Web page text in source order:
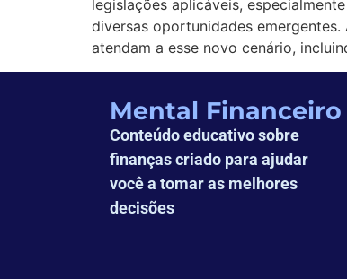
legislações aplicáveis,
diversas oportunidades
atendam a esse novo cenário,
Mental Financeiro
Conteúdo educativo sobre
finanças criado para ajudar
você a tomar as melhores
decisões